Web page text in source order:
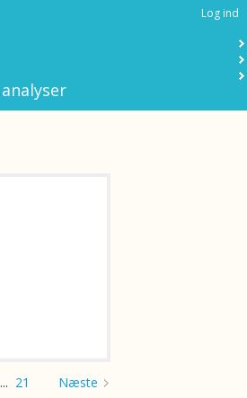
Log ind
analyser
... 21 Næste